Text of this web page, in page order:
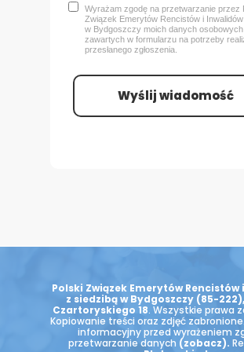
Wyrażam zgodę na przetwarzanie przez
Związek Emerytów Rencistów i
w Bydgoszczy moich danych osobowych
zawartych w formularzu na potrzeby
przesłanego zgłoszenia.
Wyślij wiadomość
Polski Związek Emerytów Rencistów
z siedzibą w Bydgoszczy (85-
Czartoryskiego 18. Wszystkie prawa
Kopiowanie treści oraz zdjęć
informacyjny przed wyrażeniem
przetwarzanie danych (zobacz).